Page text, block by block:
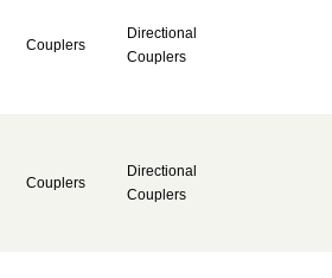
Couplers
Directional
Couplers
Couplers
Directional
Couplers